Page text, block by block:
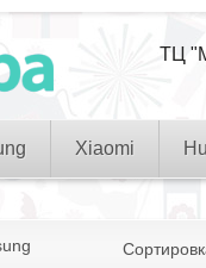
ТЦ
Xiaomi